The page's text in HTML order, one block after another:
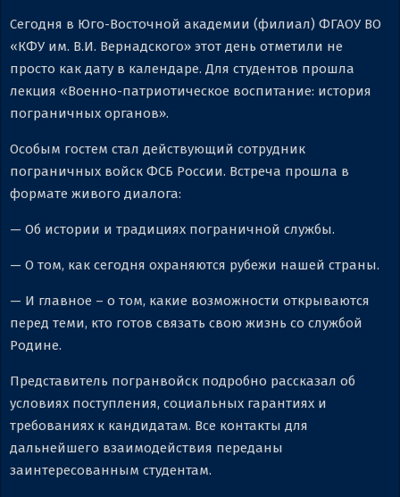
Сегодня в Юго-Восточной академии (филиал) ФГАОУ ВО
«КФУ им. В.И. Вернадского» этот день отметили не
просто как дату в календаре. Для студентов прошла
лекция «Военно-патриотическое воспитание: история
пограничных органов».
Особым гостем стал действующий сотрудник
пограничных войск ФСБ России. Встреча прошла в
формате живого диалога:
— Об истории и традициях пограничной службы.
— О том, как сегодня охраняются рубежи нашей страны.
— И главное – о том, какие возможности открываются
перед теми, кто готов связать свою жизнь со службой
Родине.
Представитель погранвойск подробно рассказал об
условиях поступления, социальных гарантиях и
требованиях к кандидатам. Все контакты для
дальнейшего взаимодействия переданы
заинтересованным студентам.